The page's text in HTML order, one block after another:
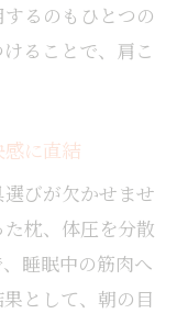
るのもひとつの
ることで、肩こ
に直結
びが欠かせませ
枕、体圧を分散
睡眠中の筋肉へ
として、朝の目